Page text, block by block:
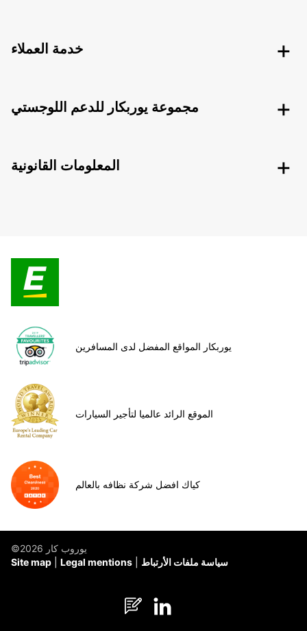
خدمة العملاء
مجموعة يوربكار للدعم اللوجستي
المعلومات القانونية
يوربكار المواقع المفضل لدى المسافرين
الموقع الرائد عالميا لتأجير السيارات
كياك افضل شركة نظافه بالعالم
©يوروب كار 2026
Site map
Legal mentions سياسة ملفات الأرتباط